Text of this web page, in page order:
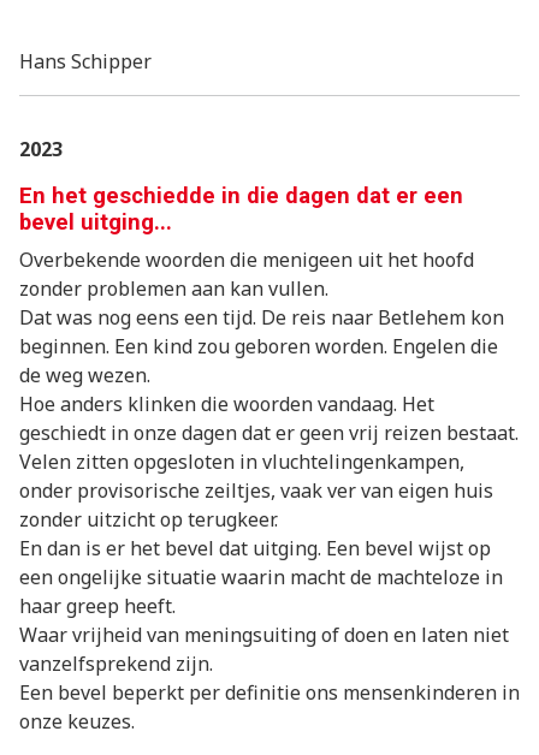
Hans Schipper
2023
En het geschiedde in die dagen dat er een
bevel uitging...
Overbekende woorden die menigeen uit het hoofd
zonder problemen aan kan vullen.
Dat was nog eens een tijd. De reis naar Betlehem kon
beginnen. Een kind zou geboren worden. Engelen die
de weg wezen.
Hoe anders klinken die woorden vandaag. Het
geschiedt in onze dagen dat er geen vrij reizen bestaat.
Velen zitten opgesloten in vluchtelingenkampen,
onder provisorische zeiltjes, vaak ver van eigen huis
zonder uitzicht op terugkeer.
En dan is er het bevel dat uitging. Een bevel wijst op
een ongelijke situatie waarin macht de machteloze in
haar greep heeft.
Waar vrijheid van meningsuiting of doen en laten niet
vanzelfsprekend zijn.
Een bevel beperkt per definitie ons mensenkinderen in
onze keuzes.